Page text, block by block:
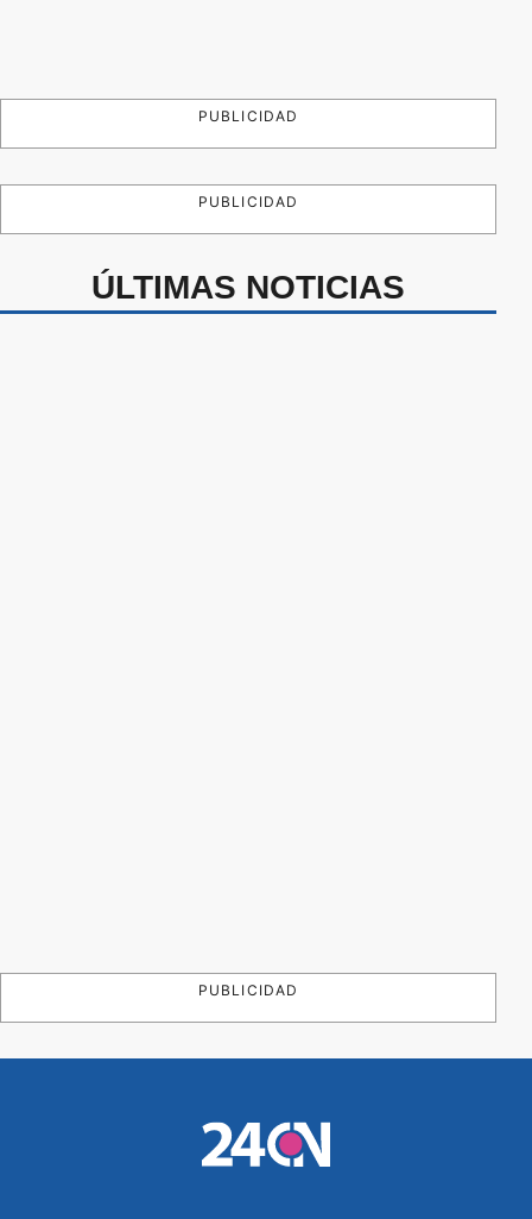
PUBLICIDAD
PUBLICIDAD
ÚLTIMAS NOTICIAS
PUBLICIDAD